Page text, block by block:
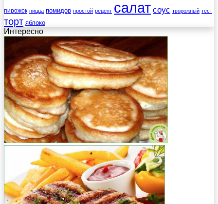
пирожок пицца помидор простой рецепт салат соус творожный тест
торт яблоко
Интересно